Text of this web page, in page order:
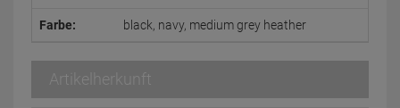
Farbe: black, navy, medium grey heather
Artikelherkunft